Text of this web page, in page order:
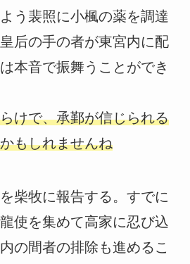
う裴照に小楓の薬を調達
后の手の者が東宮内に配
本音で振舞うことができ
けで、承鄞が信じられる
もしれませんね
柴牧に報告する。すでに
使を集めて高家に忍び込
の間者の排除も進めるこ